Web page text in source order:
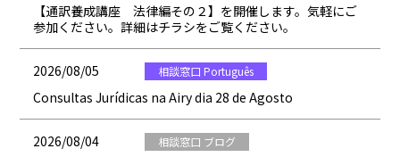
【通訳養成講座 法律編その２】を開催します。気軽にご
参加ください。詳細はチラシをご覧ください。
2026/08/05 相談窓口 Português
Consultas Jurídicas na Airy dia 28 de Agosto
2026/08/04 相談窓口 ブログ